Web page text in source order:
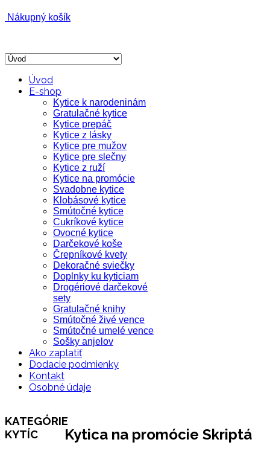
Nákupný košík
Úvod
E-shop
Kytice k narodeninám
Gratulačné kytice
Kytice prepáč
Kytice z lásky
Kytice pre mužov
Kytice pre slečny
Kytice z ruží
Kytice na promócie
Svadobne kytice
Klobásové kytice
Smútočné kytice
Cukríkové kytice
Ovocné kytice
Darčekové koše
Črepníkové kvety
Dekoračné sviečky
Doplnky ku kyticiam
Drogériové darčekové
sety
Gratulačné knihy
Smútočné živé vence
Smútočné umelé vence
Sošky anjelov
Ako zaplatiť
Dodacie podmienky
Kontakt
Osobné údaje
Kytica na promócie Skriptá
KATEGÓRIE
KYTÍC